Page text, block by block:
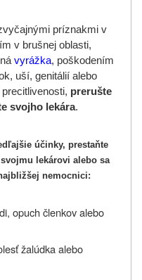
príznakmi v
v brušnej oblasti,
vyrážka, poškodením
uší, genitálií alebo
prerušte
svojho lekára.
účinky, prestaňte
lekárovi alebo sa
nemocnici:
opuch členkov alebo
žalúdka alebo